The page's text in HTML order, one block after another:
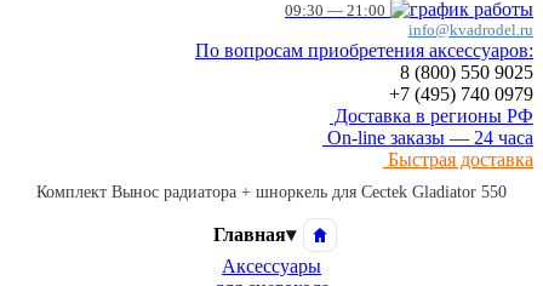
09:30 — 21:00
info@kvadrodel.ru
По вопросам приобретения аксессуаров:
8 (800) 550 9025
+7 (495) 740 0979
Доставка в регионы РФ
On-line заказы — 24 часа
Быстрая доставка
Комплект Вынос радиатора + шноркель для Cectek Gladiator 550
Главная▾
Аксессуары